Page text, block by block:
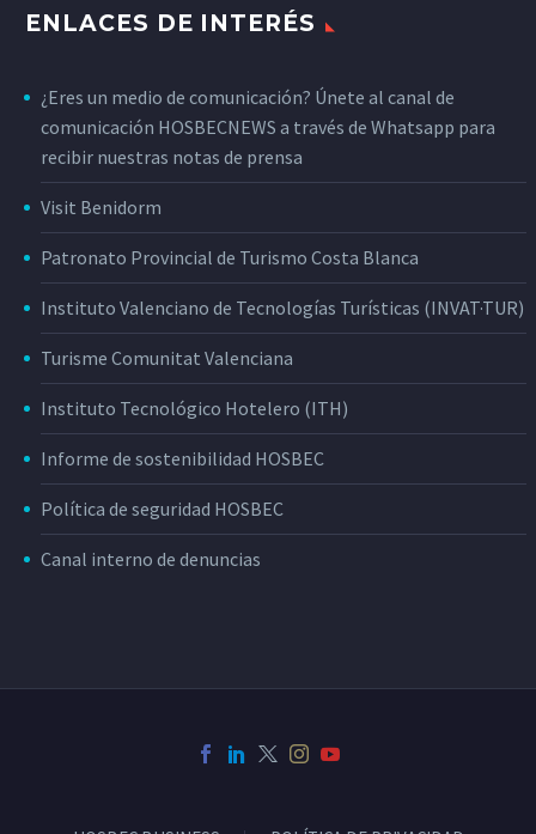
ENLACES DE INTERÉS
¿Eres un medio de comunicación? Únete al canal de
comunicación HOSBECNEWS a través de Whatsapp para
recibir nuestras notas de prensa
Visit Benidorm
Patronato Provincial de Turismo Costa Blanca
Instituto Valenciano de Tecnologías Turísticas (INVAT·TUR)
Turisme Comunitat Valenciana
Instituto Tecnológico Hotelero (ITH)
Informe de sostenibilidad HOSBEC
Política de seguridad HOSBEC
Canal interno de denuncias